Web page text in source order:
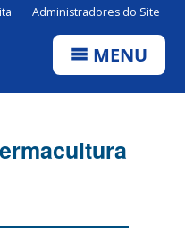
Administradores do Site
MENU